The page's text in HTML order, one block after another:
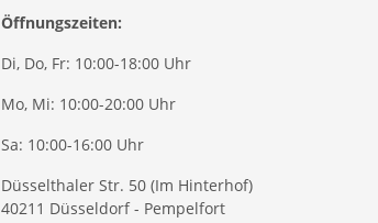
Öffnungszeiten:
Di, Do, Fr: 10:00-18:00 Uhr
Mo, Mi: 10:00-20:00 Uhr
Sa: 10:00-16:00 Uhr
Düsselthaler Str. 50 (Im Hinterhof)
40211 Düsseldorf - Pempelfort